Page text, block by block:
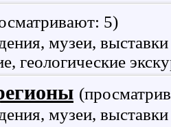
5)
музеи,
геологические
музеи,